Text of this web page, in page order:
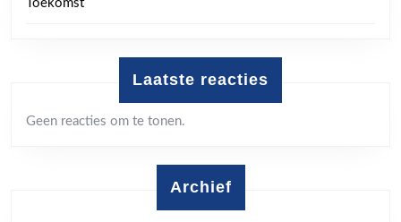
Toekomst
Laatste reacties
Geen reacties om te tonen.
Archief